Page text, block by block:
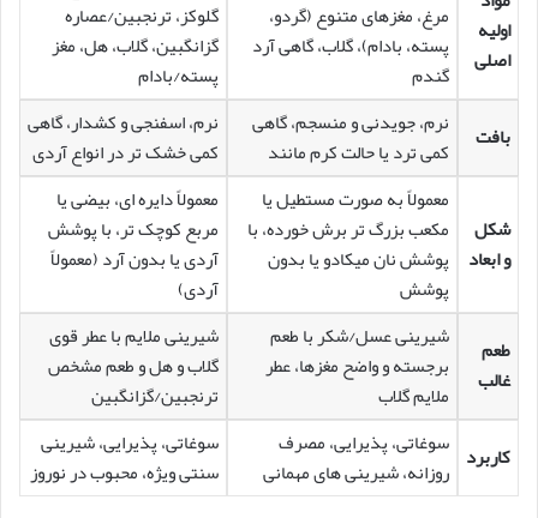
اولیه
اصلی
مرغ، مغزهای متنوع (گردو،
پسته، بادام)، گلاب، گاهی آرد
گندم
گلوکز، ترنجبین/عصاره
گزانگبین، گلاب، هل، مغز
پسته/بادام
بافت
نرم، جویدنی و منسجم، گاهی
کمی ترد یا حالت کرم مانند
نرم، اسفنجی و کشدار، گاهی
کمی خشک تر در انواع آردی
شکل
و ابعاد
معمولاً به صورت مستطیل یا
مکعب بزرگ تر برش خورده، با
پوشش نان میکادو یا بدون
پوشش
معمولاً دایره ای، بیضی یا
مربع کوچک تر، با پوشش
آردی یا بدون آرد (معمولاً
آردی)
طعم
غالب
شیرینی عسل/شکر با طعم
برجسته و واضح مغزها، عطر
ملایم گلاب
شیرینی ملایم با عطر قوی
گلاب و هل و طعم مشخص
ترنجبین/گزانگبین
کاربرد سوغاتی، پذیرایی، مصرف
روزانه، شیرینی های مهمانی
سوغاتی، پذیرایی، شیرینی
سنتی ویژه، محبوب در نوروز